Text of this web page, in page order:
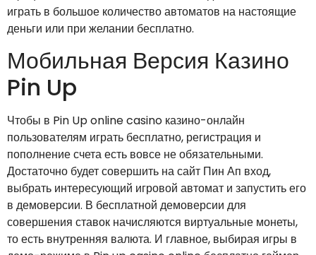
играть в большое количество автоматов на настоящие
деньги или при желании бесплатно.
Мобильная Версия Казино
Pin Up
Чтобы в Pin Up online casino казино-онлайн
пользователям играть бесплатно, регистрация и
пополнение счета есть вовсе не обязательными.
Достаточно будет совершить на сайт Пин Ап вход,
выбрать интересующий игровой автомат и запустить его
в демоверсии. В бесплатной демоверсии для
совершения ставок начисляются виртуальные монеты,
то есть внутренняя валюта. И главное, выбирая игры в